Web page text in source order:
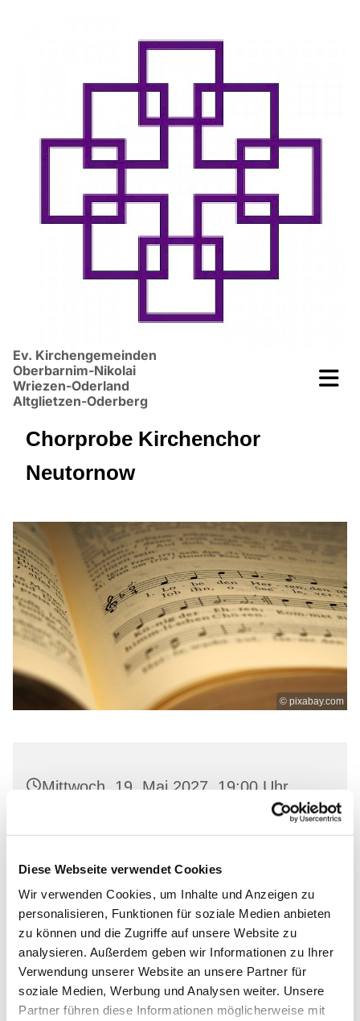
Diese Webseite verwendet Cookies
Wir verwenden Cookies, um Inhalte und Anzeigen zu
personalisieren, Funktionen für soziale Medien anbieten
zu können und die Zugriffe auf unsere Website zu
analysieren. Außerdem geben wir Informationen zu Ihrer
Verwendung unserer Website an unsere Partner für
soziale Medien, Werbung und Analysen weiter. Unsere
Partner führen diese Informationen möglicherweise mit
Ev. Kirchengemeinden
Oberbarnim-Nikolai
Wriezen-Oderland
Altglietzen-Oderberg
Chorprobe Kirchenchor
Neutornow
© pixabay.com
Mittwoch, 19. Mai 2027, 19:00 Uhr